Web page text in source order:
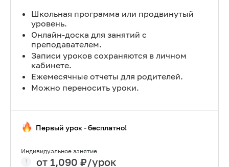
Школьная программа или продвинутый
уровень.
Онлайн-доска для занятий с
преподавателем.
Записи уроков сохраняются в личном
кабинете.
Ежемесячные отчеты для родителей.
Можно переносить уроки.
Первый урок - бесплатно!
Индивидуальное занятие
от 1,090 ₽/урок